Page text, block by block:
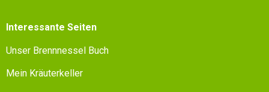
Interessante Seiten
Unser Brennnessel Buch
Mein Kräuterkeller